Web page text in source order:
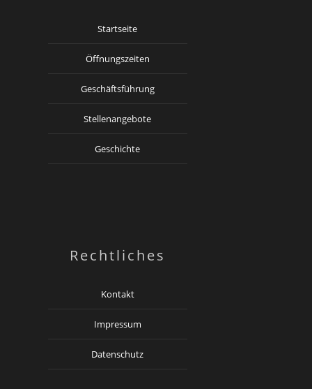
Startseite
Öffnungszeiten
Geschäftsführung
Stellenangebote
Geschichte
Rechtliches
Kontakt
Impressum
Datenschutz